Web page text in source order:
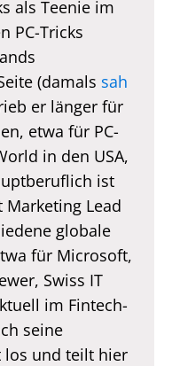
als Teenie im
PC-Tricks
(damals sah
er länger für
etwa für PC-
in den USA,
ist
Marketing Lead
globale
für Microsoft,
Swiss IT
im Fintech-
seine
los und teilt hier